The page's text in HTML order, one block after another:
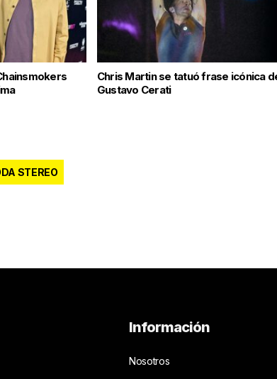
Chris Martin se tatuó frase icónica
Gustavo Cerati
STEREO
Información
Nosotros